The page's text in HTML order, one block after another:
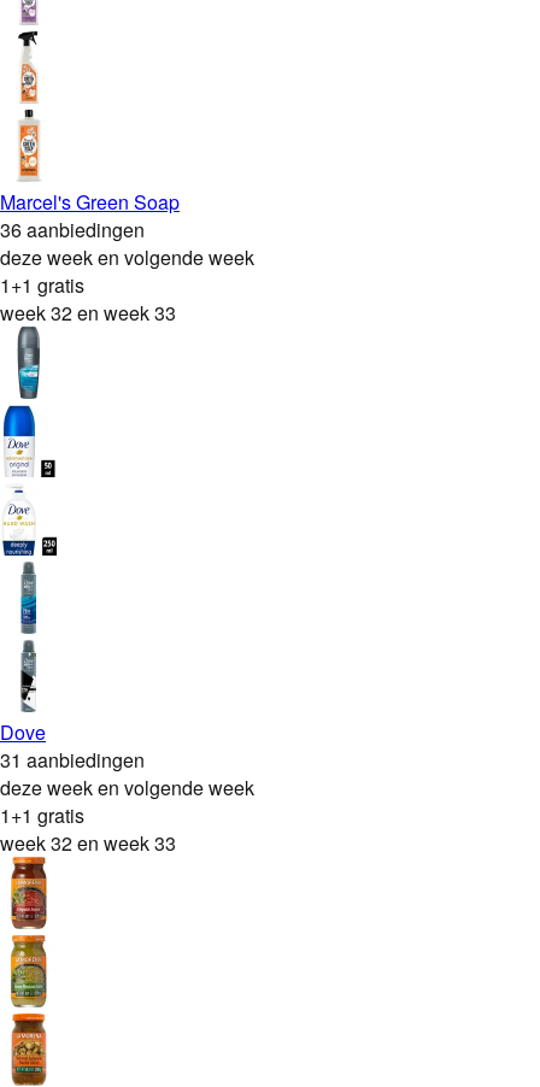
Marcel's Green Soap
36 aanbiedingen
deze week en volgende week
1+1 gratis
week 32 en week 33
Dove
31 aanbiedingen
deze week en volgende week
1+1 gratis
week 32 en week 33